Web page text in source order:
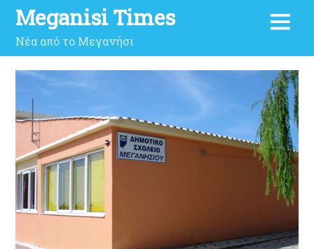
Meganisi Times
Νέα από το Μεγανήσι